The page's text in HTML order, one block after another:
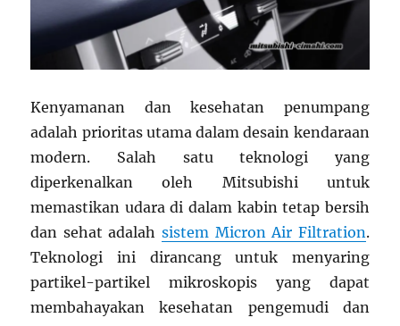
Kenyamanan dan kesehatan penumpang
adalah prioritas utama dalam desain kendaraan
modern. Salah satu teknologi yang
diperkenalkan oleh Mitsubishi untuk
memastikan udara di dalam kabin tetap bersih
dan sehat adalah sistem Micron Air Filtration.
Teknologi ini dirancang untuk menyaring
partikel-partikel mikroskopis yang dapat
membahayakan kesehatan pengemudi dan